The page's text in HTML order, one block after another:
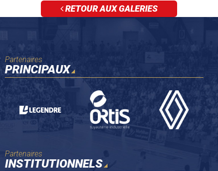
RETOUR AUX GALERIES
Partenaires
PRINCIPAUX
Partenaires
INSTITUTIONNELS